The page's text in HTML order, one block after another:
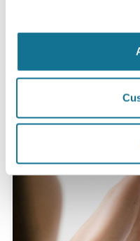
период с мая 2010 года